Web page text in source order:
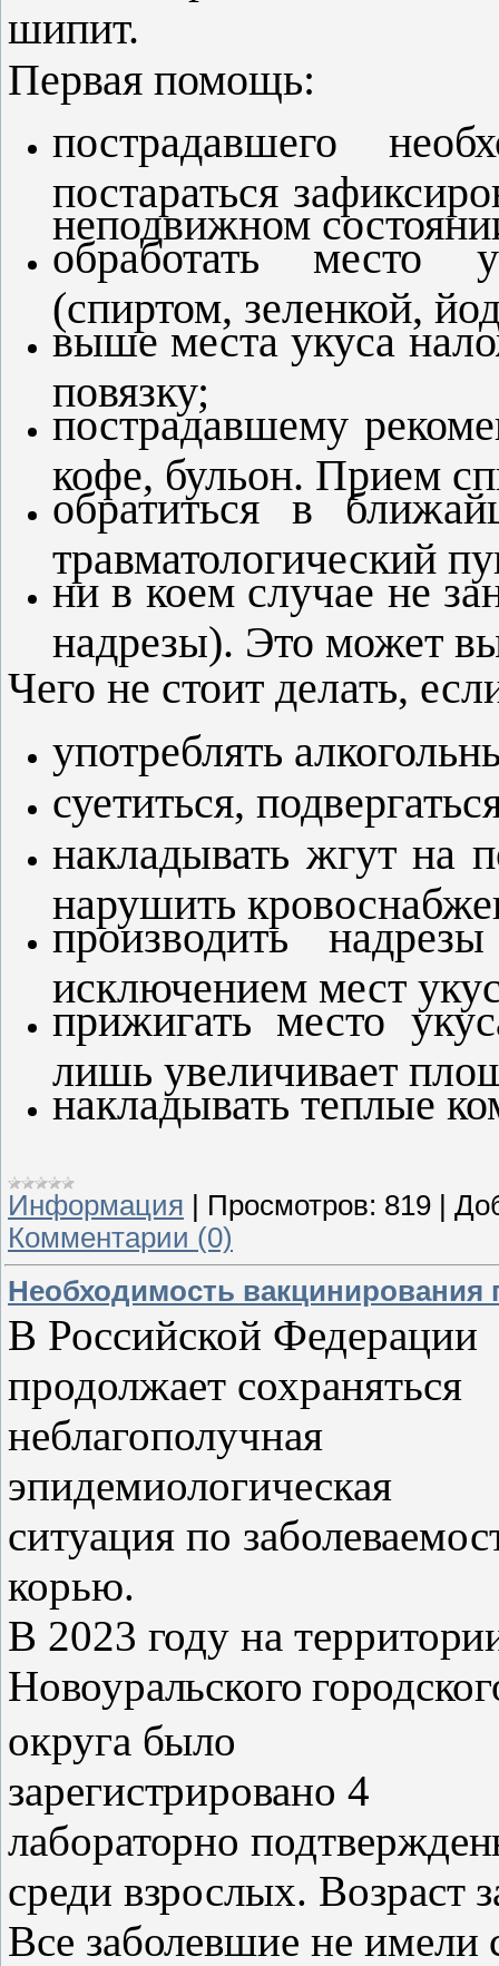
шипит.
Первая помощь:
пострадавшего
постараться
неподвижном
обработать место
(спиртом, зеленкой,
выше места укуса
повязку;
пострадавшему
кофе, бульон. Прием
обратиться в
травматологический
ни в коем случае не
надрезы). Это может
Чего не стоит делать,
употреблять
суетиться,
накладывать жгут на
нарушить
производить
исключением мест
прижигать место
лишь увеличивает
накладывать теплые
Информация Просмотров: 819
Комментарии (0)
Необходимость вакцинирования
В Российской Федерации
продолжает сохраняться
неблагополучная
эпидемиологическая
ситуация по
корью.
В 2023 году на
Новоуральского
округа было
зарегистрировано 4
лабораторно
среди взрослых. Возраст
Все заболевшие не имели